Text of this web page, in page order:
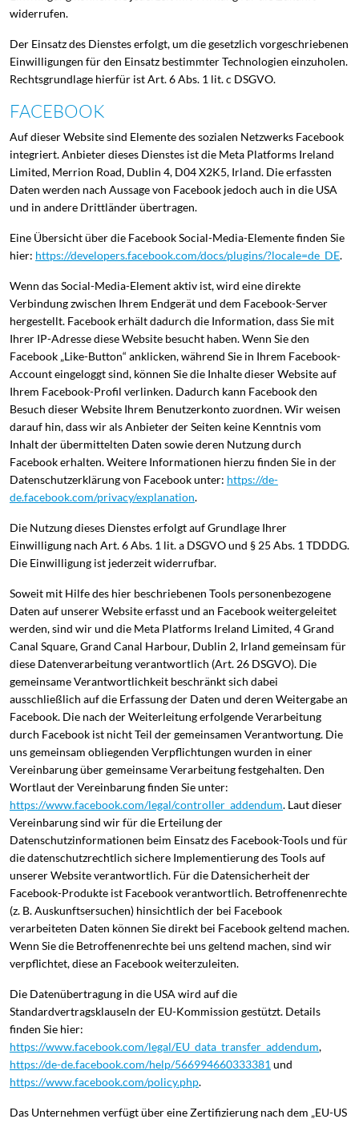
widerrufen.
Der Einsatz des Dienstes erfolgt, um die gesetzlich vorgeschriebenen
Einwilligungen für den Einsatz bestimmter Technologien einzuholen.
Rechtsgrundlage hierfür ist Art. 6 Abs. 1 lit. c DSGVO.
FACEBOOK
Auf dieser Website sind Elemente des sozialen Netzwerks Facebook
integriert. Anbieter dieses Dienstes ist die Meta Platforms Ireland
Limited, Merrion Road, Dublin 4, D04 X2K5, Irland. Die erfassten
Daten werden nach Aussage von Facebook jedoch auch in die USA
und in andere Drittländer übertragen.
Eine Übersicht über die Facebook Social-Media-Elemente finden Sie
hier: https://developers.facebook.com/docs/plugins/?locale=de_DE.
Wenn das Social-Media-Element aktiv ist, wird eine direkte
Verbindung zwischen Ihrem Endgerät und dem Facebook-Server
hergestellt. Facebook erhält dadurch die Information, dass Sie mit
Ihrer IP-Adresse diese Website besucht haben. Wenn Sie den
Facebook „Like-Button“ anklicken, während Sie in Ihrem Facebook-
Account eingeloggt sind, können Sie die Inhalte dieser Website auf
Ihrem Facebook-Profil verlinken. Dadurch kann Facebook den
Besuch dieser Website Ihrem Benutzerkonto zuordnen. Wir weisen
darauf hin, dass wir als Anbieter der Seiten keine Kenntnis vom
Inhalt der übermittelten Daten sowie deren Nutzung durch
Facebook erhalten. Weitere Informationen hierzu finden Sie in der
Datenschutzerklärung von Facebook unter: https://de-
de.facebook.com/privacy/explanation.
Die Nutzung dieses Dienstes erfolgt auf Grundlage Ihrer
Einwilligung nach Art. 6 Abs. 1 lit. a DSGVO und § 25 Abs. 1 TDDDG.
Die Einwilligung ist jederzeit widerrufbar.
Soweit mit Hilfe des hier beschriebenen Tools personenbezogene
Daten auf unserer Website erfasst und an Facebook weitergeleitet
werden, sind wir und die Meta Platforms Ireland Limited, 4 Grand
Canal Square, Grand Canal Harbour, Dublin 2, Irland gemeinsam für
diese Datenverarbeitung verantwortlich (Art. 26 DSGVO). Die
gemeinsame Verantwortlichkeit beschränkt sich dabei
ausschließlich auf die Erfassung der Daten und deren Weitergabe an
Facebook. Die nach der Weiterleitung erfolgende Verarbeitung
durch Facebook ist nicht Teil der gemeinsamen Verantwortung. Die
uns gemeinsam obliegenden Verpflichtungen wurden in einer
Vereinbarung über gemeinsame Verarbeitung festgehalten. Den
Wortlaut der Vereinbarung finden Sie unter:
https://www.facebook.com/legal/controller_addendum. Laut dieser
Vereinbarung sind wir für die Erteilung der
Datenschutzinformationen beim Einsatz des Facebook-Tools und für
die datenschutzrechtlich sichere Implementierung des Tools auf
unserer Website verantwortlich. Für die Datensicherheit der
Facebook-Produkte ist Facebook verantwortlich. Betroffenenrechte
(z. B. Auskunftsersuchen) hinsichtlich der bei Facebook
verarbeiteten Daten können Sie direkt bei Facebook geltend machen.
Wenn Sie die Betroffenenrechte bei uns geltend machen, sind wir
verpflichtet, diese an Facebook weiterzuleiten.
Die Datenübertragung in die USA wird auf die
Standardvertragsklauseln der EU-Kommission gestützt. Details
finden Sie hier:
https://www.facebook.com/legal/EU_data_transfer_addendum,
https://de-de.facebook.com/help/566994660333381 und
https://www.facebook.com/policy.php.
Das Unternehmen verfügt über eine Zertifizierung nach dem „EU-US